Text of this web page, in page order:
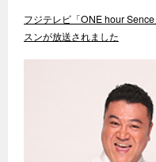
フジテレビ「ONE hour
スンが放送されました